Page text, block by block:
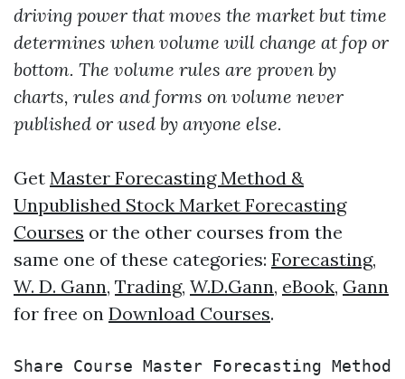
driving power that moves the market but time
determines when volume will change at fop or
bottom. The volume rules are proven by
charts, rules and forms on volume never
published or used by anyone else.
Get Master Forecasting Method &
Unpublished Stock Market Forecasting
Courses or the other courses from the
same one of these categories: Forecasting,
W. D. Gann, Trading, W.D.Gann, eBook, Gann
for free on Download Courses.
Share Course Master Forecasting Method